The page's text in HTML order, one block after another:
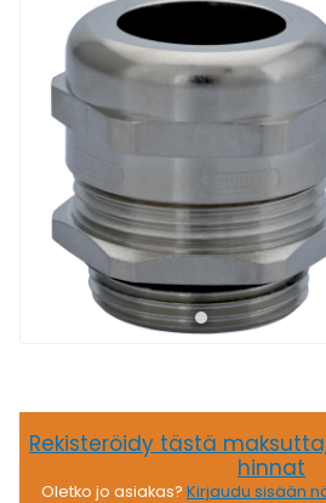
Rekisteröidy tästä
hinnat
Oletko jo asiakas? Kirjaudu sisään